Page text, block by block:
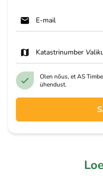
E-mail
Katastrinumber
Olen nõus, et AS
ühendust.